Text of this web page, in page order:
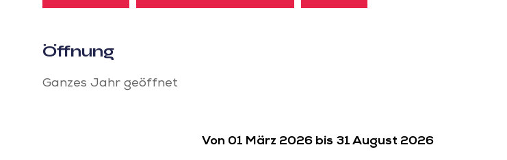
Öffnung
Ganzes Jahr geöffnet
Von 01 März 2026 bis 31 August 2026